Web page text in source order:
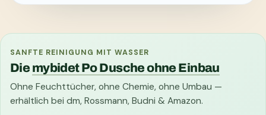
SANFTE REINIGUNG MIT WASSER
Die mybidet Po Dusche ohne Einbau
Ohne Feuchttücher, ohne Chemie, ohne Umbau —
erhältlich bei dm, Rossmann, Budni & Amazon.